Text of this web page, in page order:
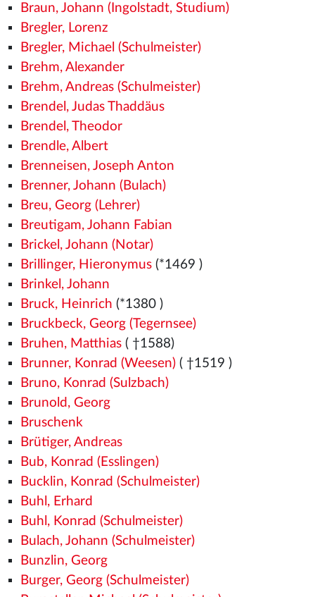
Braun, Johann (Ingolstadt, Studium)
Bregler, Lorenz
Bregler, Michael (Schulmeister)
Brehm, Alexander
Brehm, Andreas (Schulmeister)
Brendel, Judas Thaddäus
Brendel, Theodor
Brendle, Albert
Brenneisen, Joseph Anton
Brenner, Johann (Bulach)
Breu, Georg (Lehrer)
Breutigam, Johann Fabian
Brickel, Johann (Notar)
Brillinger, Hieronymus(*1469 )
Brinkel, Johann
Bruck, Heinrich (*1380 )
Bruckbeck, Georg (Tegernsee)
Bruhen, Matthias( †1588)
Brunner, Konrad (Weesen)( †1519 )
Bruno, Konrad (Sulzbach)
Brunold, Georg
Bruschenk
Brütiger, Andreas
Bub, Konrad (Esslingen)
Bucklin, Konrad (Schulmeister)
Buhl, Erhard
Buhl, Konrad (Schulmeister)
Bulach, Johann (Schulmeister)
Bunzlin, Georg
Burger, Georg (Schulmeister)